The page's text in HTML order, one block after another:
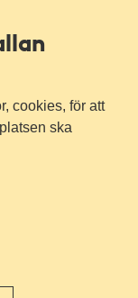
cookies, för att
ska